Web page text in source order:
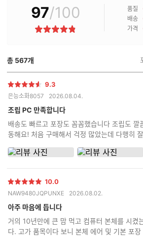
매
후
기
97/100
별
품질
배송
가격
총 567개
별
점
9.3
은능소화8057 2026.08.04.
조립 PC 만족합니다
배송도 빠르고 포장도 꼼꼼했습니다 조립도 깔
동해요! 처음 구매해서 걱정 많았는데 다행히
별
점
10.0
NAW9480JQPUNXE 2026.08.02.
아주 마음에 듭니다
거의 10년만에 큰 맘 먹고 컴퓨터 본체를 시켰
다. 고가 품목이다 보니 본체 에어 및 기본 포장 빵빵하게 넣어서 보내주